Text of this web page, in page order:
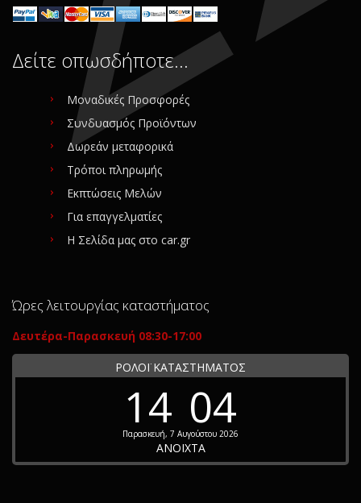
Δείτε οπωσδήποτε…
Μοναδικές Προσφορές
Συνδυασμός Προϊόντων
Δωρεάν μεταφορικά
Τρόποι πληρωμής
Εκπτώσεις Μελών
Για επαγγελματίες
Η Σελίδα μας στο car.gr
Ώρες λειτουργίας καταστήματος
Δευτέρα-Παρασκευή 08:30-17:00
ΡΟΛΟΪ ΚΑΤΑΣΤΗΜΑΤΟΣ
14 04
Παρασκευή, 7 Αυγούστου 2026
ΑΝΟΙΧΤΑ